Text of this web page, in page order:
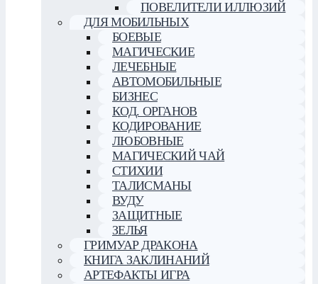
ПОВЕЛИТЕЛИ ИЛЛЮЗИЙ
ДЛЯ МОБИЛЬНЫХ
БОЕВЫЕ
МАГИЧЕСКИЕ
ЛЕЧЕБНЫЕ
АВТОМОБИЛЬНЫЕ
БИЗНЕС
КОД. ОРГАНОВ
КОДИРОВАНИЕ
ЛЮБОВНЫЕ
МАГИЧЕСКИЙ ЧАЙ
СТИХИИ
ТАЛИСМАНЫ
ВУДУ
ЗАЩИТНЫЕ
ЗЕЛЬЯ
ГРИМУАР ДРАКОНА
КНИГА ЗАКЛИНАНИЙ
АРТЕФАКТЫ ИГРА